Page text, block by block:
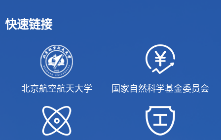
快速链接
北京航空航天大学 国家自然科学基金委员会